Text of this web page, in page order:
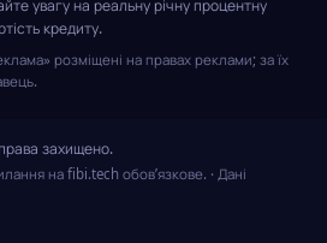
увагу на реальну річну процентну
кредиту.
розміщені на правах реклами; за їх
захищено.
на fibi.tech обов’язкове. · Дані